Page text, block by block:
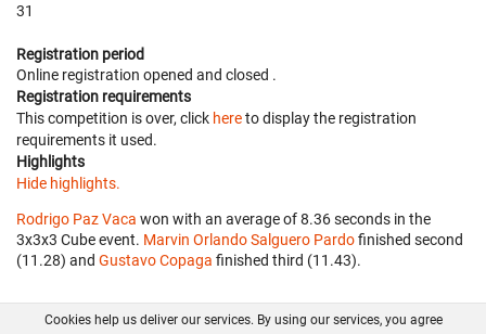
31
Registration period
Online registration opened and closed .
Registration requirements
This competition is over, click hereto display the registration
requirements it used.
Highlights
Hide highlights.
Rodrigo Paz Vaca won with an average of 8.36 seconds in the
3x3x3 Cube event. Marvin Orlando Salguero Pardofinished second
(11.28) and Gustavo Copaga finished third (11.43).
Cookies help us deliver our services. By using our services, you agree